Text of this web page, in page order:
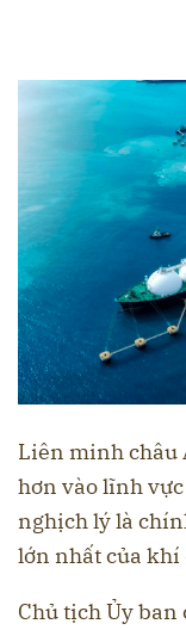
Liên minh châu
hơn vào lĩnh
nghịch lý là
lớn nhất của khí
Chủ tịch Ủy ban